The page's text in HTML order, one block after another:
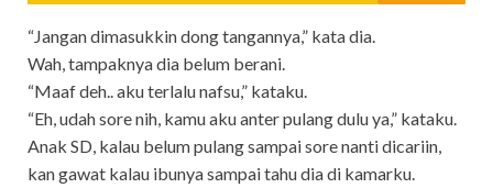
“Jangan dimasukkin dong tangannya,” kata dia.
Wah, tampaknya dia belum berani.
“Maaf deh.. aku terlalu nafsu,” kataku.
“Eh, udah sore nih, kamu aku anter pulang dulu ya,” kataku.
Anak SD, kalau belum pulang sampai sore nanti dicariin,
kan gawat kalau ibunya sampai tahu dia di kamarku.